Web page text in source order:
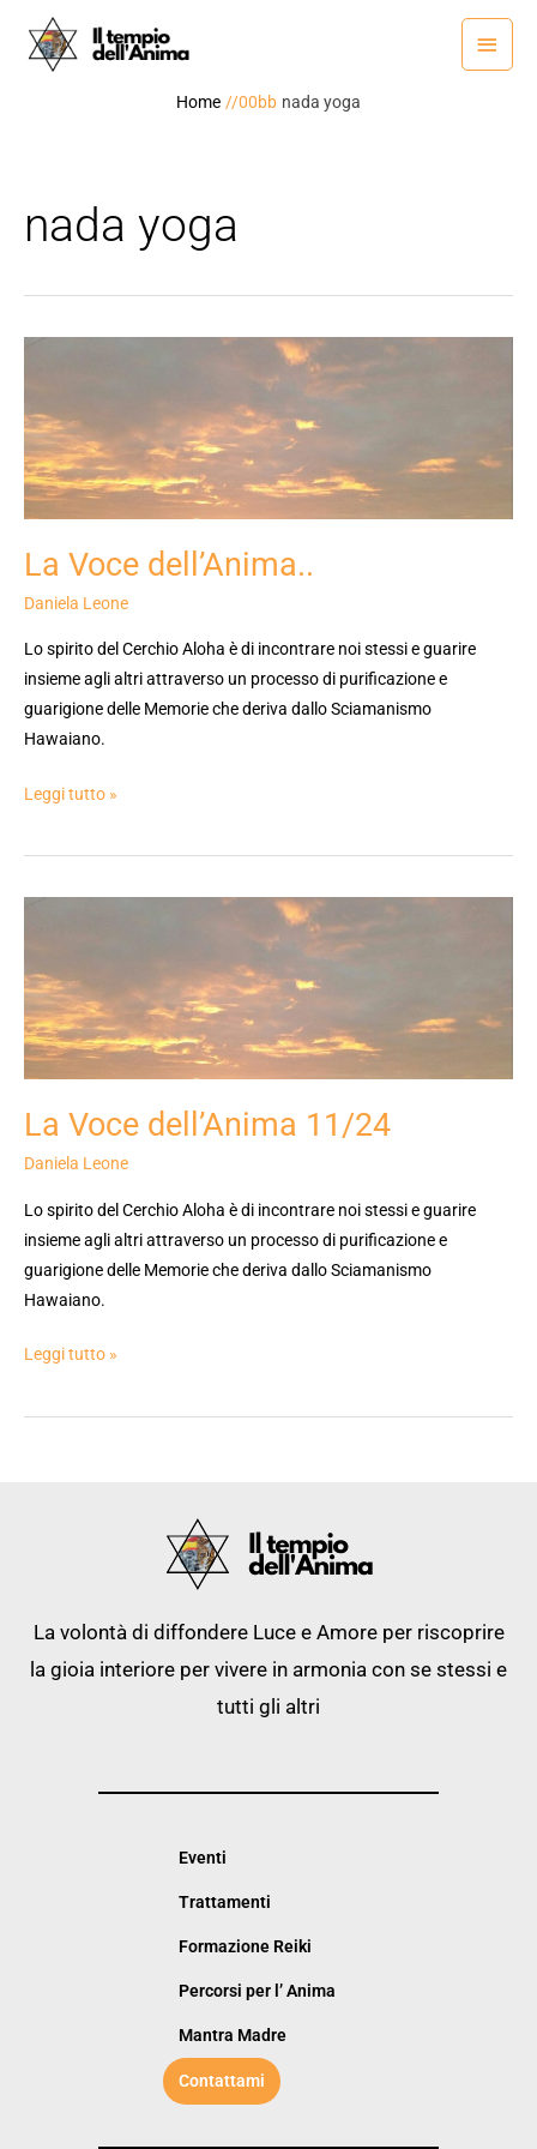
contenuto
Menu
Home nada yoga
nada yoga
La Voce dell’Anima..
Daniela Leone
Lo spirito del Cerchio Aloha è di incontrare noi stessi e guarire
insieme agli altri attraverso un processo di purificazione e
guarigione delle Memorie che deriva dallo Sciamanismo
Hawaiano.
dell’Anima..
Leggi tutto »
La Voce dell’Anima 11/24
Daniela Leone
Lo spirito del Cerchio Aloha è di incontrare noi stessi e guarire
insieme agli altri attraverso un processo di purificazione e
guarigione delle Memorie che deriva dallo Sciamanismo
Hawaiano.
dell’Anima
11/24
Leggi tutto »
La volontà di diffondere Luce e Amore per riscoprire
la gioia interiore per vivere in armonia con se stessi e
tutti gli altri
Eventi
Trattamenti
Formazione Reiki
Percorsi per l’ Anima
Mantra Madre
Contattami